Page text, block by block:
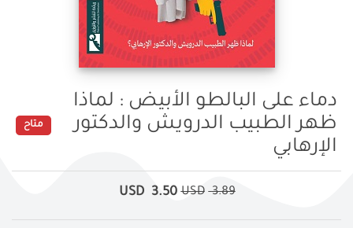
دماء على البالطو الأبيض : لماذا
ظهر الطبيب الدرويش والدكتور
الإرهابي
متاح
3.89
USD
3.50
USD